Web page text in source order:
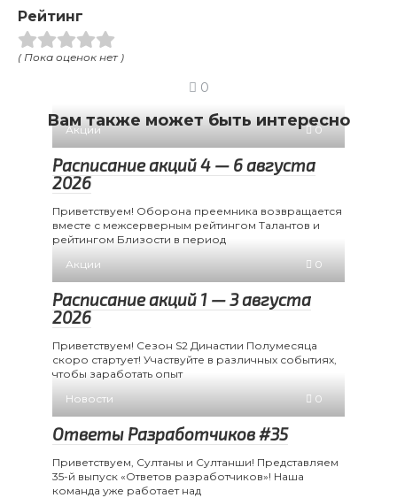
Рейтинг
( Пока оценок нет )
0
Вам также может быть интересно
Акции 0
Расписание акций 4 — 6 августа
2026
Приветствуем! Оборона преемника возвращается
вместе с межсерверным рейтингом Талантов и
рейтингом Близости в период
Акции
0
Расписание акций 1 — 3 августа
2026
Приветствуем! Сезон S2 Династии Полумесяца
скоро стартует! Участвуйте в различных событиях,
чтобы заработать опыт
Новости
0
Ответы Разработчиков #35
Приветствуем, Султаны и Султанши! Представляем
35-й выпуск «Ответов разработчиков»! Наша
команда уже работает над